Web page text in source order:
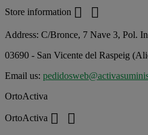
Store information  
Address: C/Bronce, 7 Nave 3, Pol.
03690 - San Vicente del Raspeig
Email us:
OrtoActiva
OrtoActiva  